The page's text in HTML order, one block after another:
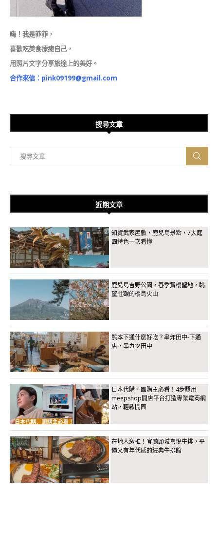
嗨！我是菲菲，
喜歡吃美食療癒自己，
用照片文字分享旅途上的美好。
合作來信： pink09199@gmail.com
搜尋文章
近期文章
知覽武家屋敷，鹿兒島景點，7大庭
園特色一次看懂
鹿兒島吉野公園，春季賞櫻聖地，眺
望壯觀的櫻島火山
熊本下通什麼好吃？串炸田中-下通
店，串カツ田中
日本代購、團購主必看！4步驟用
meepshop開店平台打造專業電商網
站，輕鬆開團
在地人激推！宜蘭頭城喜悅牛排，平
價又有年代感的經典牛排館